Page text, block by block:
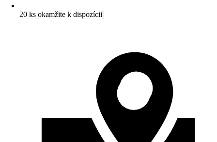
20 ks okamžite k dispozícii